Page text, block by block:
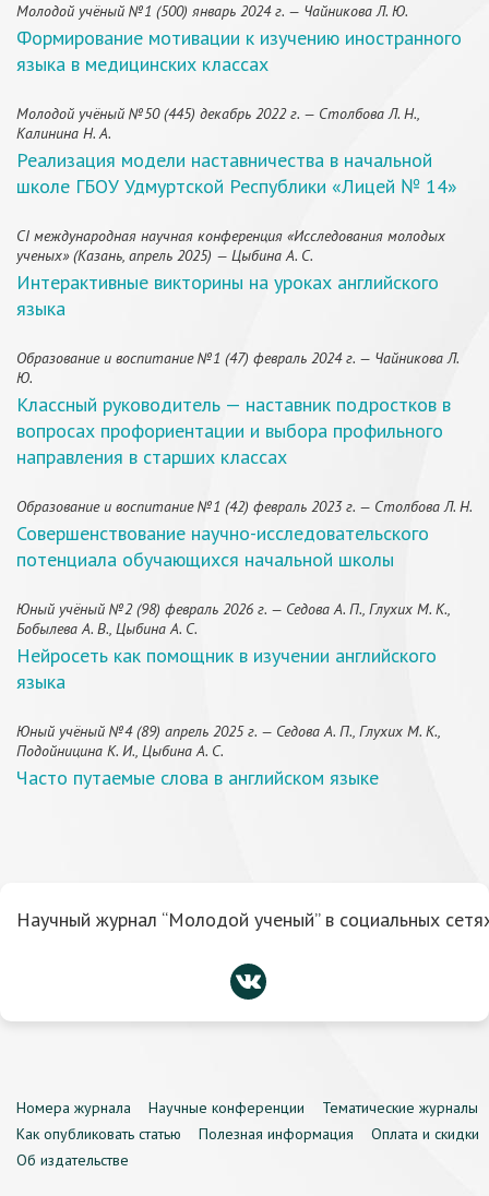
Молодой учёный №1 (500) январь 2024 г. — Чайникова Л. Ю.
Формирование мотивации к изучению иностранного
языка в медицинских классах
Молодой учёный №50 (445) декабрь 2022 г. — Столбова Л. Н.,
Калинина Н. А.
Реализация модели наставничества в начальной
школе ГБОУ Удмуртской Республики «Лицей № 14»
CI международная научная конференция «Исследования молодых
ученых» (Казань, апрель 2025) — Цыбина А. С.
Интерактивные викторины на уроках английского
языка
Образование и воспитание №1 (47) февраль 2024 г. — Чайникова Л.
Ю.
Классный руководитель — наставник подростков в
вопросах профориентации и выбора профильного
направления в старших классах
Образование и воспитание №1 (42) февраль 2023 г. — Столбова Л. Н.
Совершенствование научно-исследовательского
потенциала обучающихся начальной школы
Юный учёный №2 (98) февраль 2026 г. — Седова А. П., Глухих М. К.,
Бобылева А. В., Цыбина А. С.
Нейросеть как помощник в изучении английского
языка
Юный учёный №4 (89) апрель 2025 г. — Седова А. П., Глухих М. К.,
Подойницина К. И., Цыбина А. С.
Часто путаемые слова в английском языке
Научный журнал “Молодой ученый” в социальных
Номера журнала Научные конференции
Тематические журналы
Как опубликовать статью
Полезная информация
Оплата и скидки
Об издательстве